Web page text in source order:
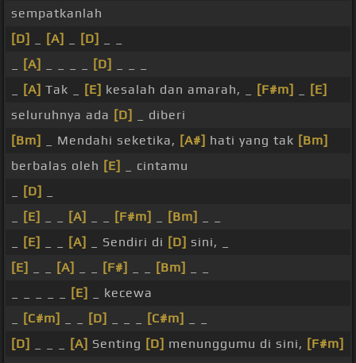
sempatkanlah
[D]
[A] [D]
[A] [D]
[A] Tak _ [E] kesalah dan amarah, _ [F#m]
[E]
seluruhnya ada [D]
_ diberi
[Bm]
_ Mendahi seketika, [A#] hati yang tak [Bm]
berbalas oleh [E]
_ cintamu
[D]
[E] [A] [F#m] [Bm]
[E] [A] _ Sendiri di [D] sini, _
[E]
[A] [F#] [Bm]
[E]
_ kecewa
[C#m] [D] [C#m]
[D]
[A] Senting [D] menunggumu di sini, [F#m]